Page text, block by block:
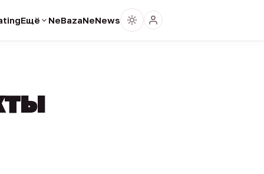
Ещё NeBazaNeNews